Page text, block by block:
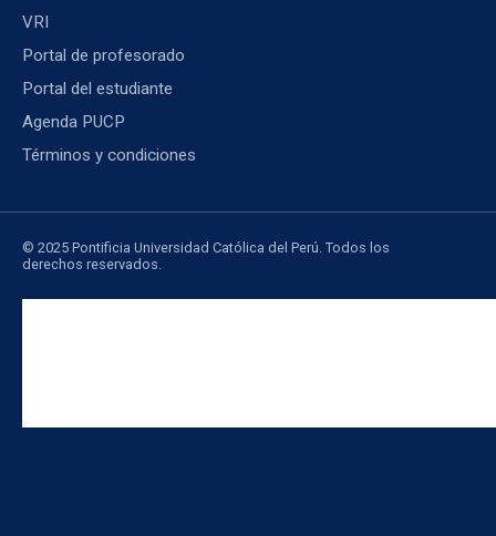
VRI
Portal de profesorado
Portal del estudiante
Agenda PUCP
Términos y condiciones
© 2025 Pontificia Universidad Católica del Perú. Todos los
derechos reservados.